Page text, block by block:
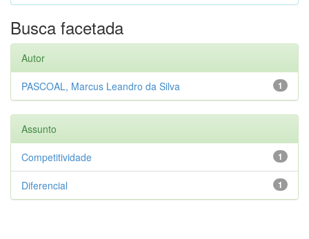
Busca facetada
Autor
1
PASCOAL, Marcus Leandro da Silva
Assunto
1
Competitividade
1
Diferencial